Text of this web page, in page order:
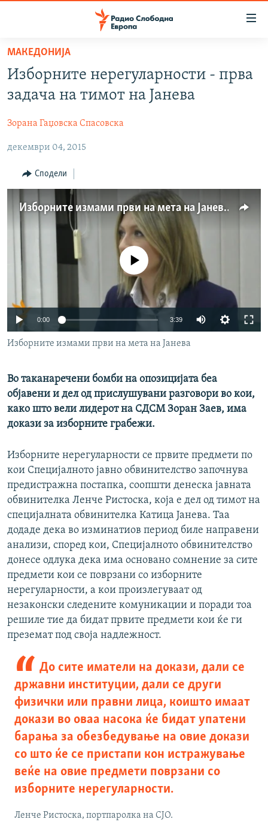
Оди
содржината
Оди
главната
Премини
МАКЕДОНИЈА
ВЕСТИ
ШТО ТРЕБА ДА ЗНАЕТЕ
ПРИЈАВИ СЕ ЗА ЊУЗЛЕТЕР
ПОДКАСТ ЗОШТО?
РСЕ веб страници
МАКЕДОНИЈА
Изборните нерегуларности - прва
задача на тимот на Јанева
Зорана Гаџовска Спасовска
декември 04, 2015
Сподели
Изборните измами први на мета на Јанева
No media source currently available
0:00 3:39
Изборните измами први на мета на Јанева
Во таканаречени бомби на опозицијата беа
објавени и дел од прислушувани разговори во кои,
како што вели лидерот на СДСМ Зоран Заев, има
докази за изборните грабежи.
Изборните нерегуларности се првите предмети по
кои Специјалното јавно обвинителство започнува
предистражна постапка, соопшти денеска јавната
обвинителка Ленче Ристоска, која е дел од тимот на
специјалната обвинителка Катица Јанева. Таа
додаде дека во изминатиов период биле направени
анализи, според кои, Специјалното обвинителство
донесе одлука дека има основано сомнение за сите
предмети кои се поврзани со изборните
нерегуларности, а кои произлегуваат од
незаконски следените комуникации и поради тоа
решиле тие да бидат првите предмети кои ќе ги
преземат под своја надлежност.
До сите иматели на докази, дали се
државни институции, дали се други
физички или правни лица, коишто имаат
докази во оваа насока ќе бидат упатени
барања за обезбедување на овие докази
со што ќе се пристапи кон истражување
веќе на овие предмети поврзани со
изборните нерегуларности.
Ленче Ристоска, портпаролка на СЈО.